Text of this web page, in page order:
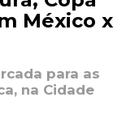
México x
para as
na Cidade